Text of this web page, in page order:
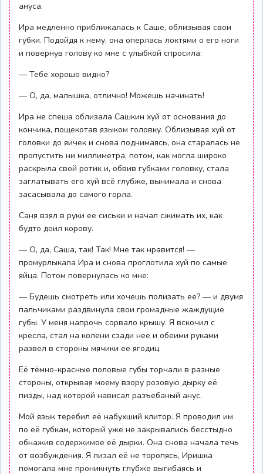
ануса.
Ира медленно приближалась к Саше, облизывая свои
губки. Подойдя к нему, она оперлась локтями о его ноги
и повернув голову ко мне с улыбкой спросила:
— Тебе хорошо видно?
— О, да, малышка, отлично! Можешь начинать!
Ира не спеша облизала Сашкин хуй от основания до
кончика, пощекотав языком головку. Облизывая хуй от
головки до яичек и снова поднимаясь, она старалась не
пропустить ни миллиметра, потом, как могла широко
раскрыла свой ротик и, обвив губками головку, стала
заглатывать его хуй всё глубже, вынимала и снова
засасывала до самого горла.
Саня взял в руки ее сиськи и начал сжимать их, как
будто доил корову.
— О, да, Саша, так! Так! Мне так нравится! —
промурлыкала Ира и снова проглотила хуй по самые
яйца. Потом повернулась ко мне:
— Будешь смотреть или хочешь полизать ее? — и двумя
пальчиками раздвинула свои громадные жаждущие
губы. У меня напрочь сорвало крышу. Я вскочил с
кресла, стал на колени сзади нее и обеими руками
развел в стороны мячики ее ягодиц.
Её тёмно-красные половые губы торчали в разные
стороны, открывая моему взору розовую дырку её
пизды, над которой нависал разъебаный анус.
Мой язык теребил её набухший клитор. Я проводил им
по её губкам, который уже не закрывались бесстыдно
обнажив содержимое её дырки. Она снова начала течь
от возбуждения. Я лизал её не торопясь, Иришка
помогала мне проникнуть глубже выгибаясь и